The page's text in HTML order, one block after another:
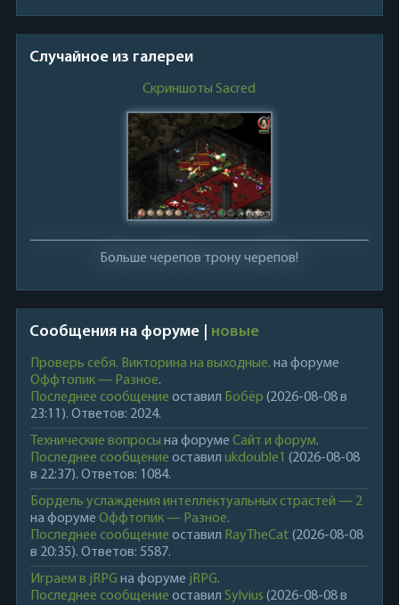
Случайное из галереи
Скриншоты Sacred
Больше черепов трону черепов!
Сообщения на форуме | новые
Проверь себя. Викторина на выходные. на форуме
Оффтопик — Разное.
Последнее сообщение оставил Бобёр (2026-08-08 в
23:11). Ответов: 2024.
Технические вопросы на форуме Сайт и форум.
Последнее сообщение оставил ukdouble1 (2026-08-08
в 22:37). Ответов: 1084.
Бордель услаждения интеллектуальных страстей — 2
на форуме Оффтопик — Разное.
Последнее сообщение оставил RayTheCat (2026-08-08
в 20:35). Ответов: 5587.
Играем в jRPG на форуме jRPG.
Последнее сообщение оставил Sylvius (2026-08-08 в